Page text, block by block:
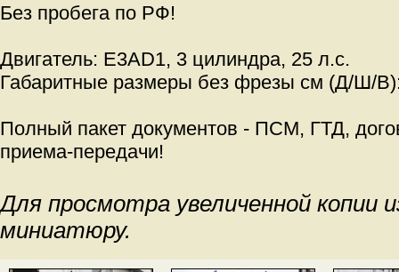
Без пробега по РФ!
Двигатель: E3AD1, 3 цилиндра, 25 л.с.
Габаритные размеры без фрезы см (Д/Ш/
Полный пакет документов - ПСМ, ГТД,
приема-передачи!
Для просмотра увеличенной копии
миниатюру.